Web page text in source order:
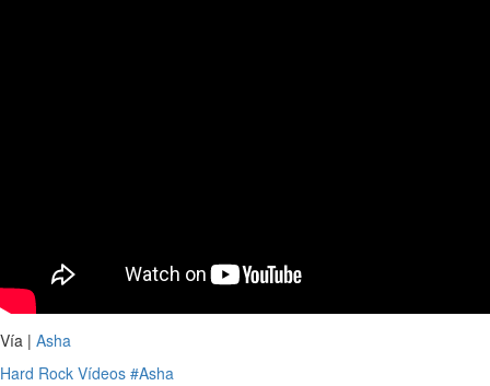
Vía | Asha
Hard Rock Vídeos #Asha